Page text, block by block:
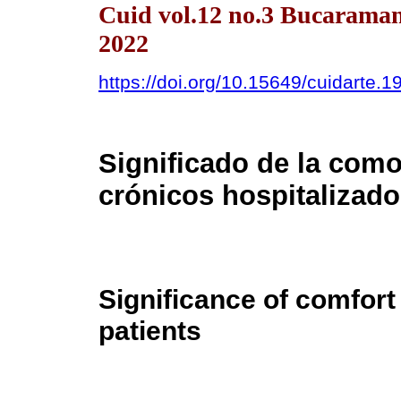
Cuid vol.12 no.3
2022
https://doi.org/10.15649/
Significado de la
crónicos
Significance of
patients